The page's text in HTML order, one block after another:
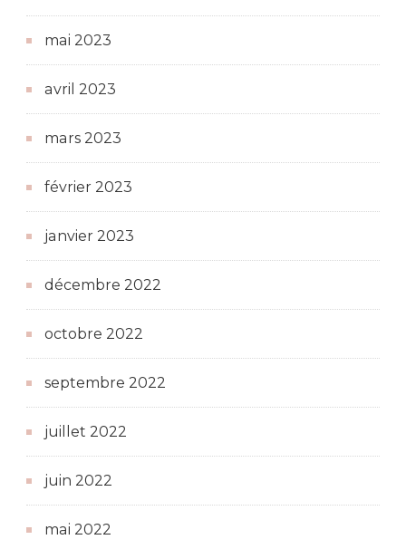
mai 2023
avril 2023
mars 2023
février 2023
janvier 2023
décembre 2022
octobre 2022
septembre 2022
juillet 2022
juin 2022
mai 2022